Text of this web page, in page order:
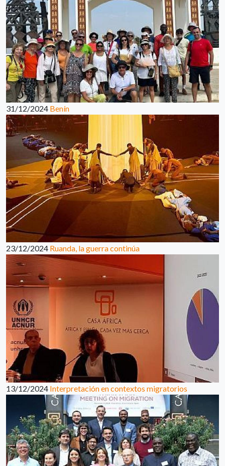
31/12/2024 Benín
23/12/2024 Ruanda, la guerra continúa
13/12/2024 Interpretación en contextos migratorios